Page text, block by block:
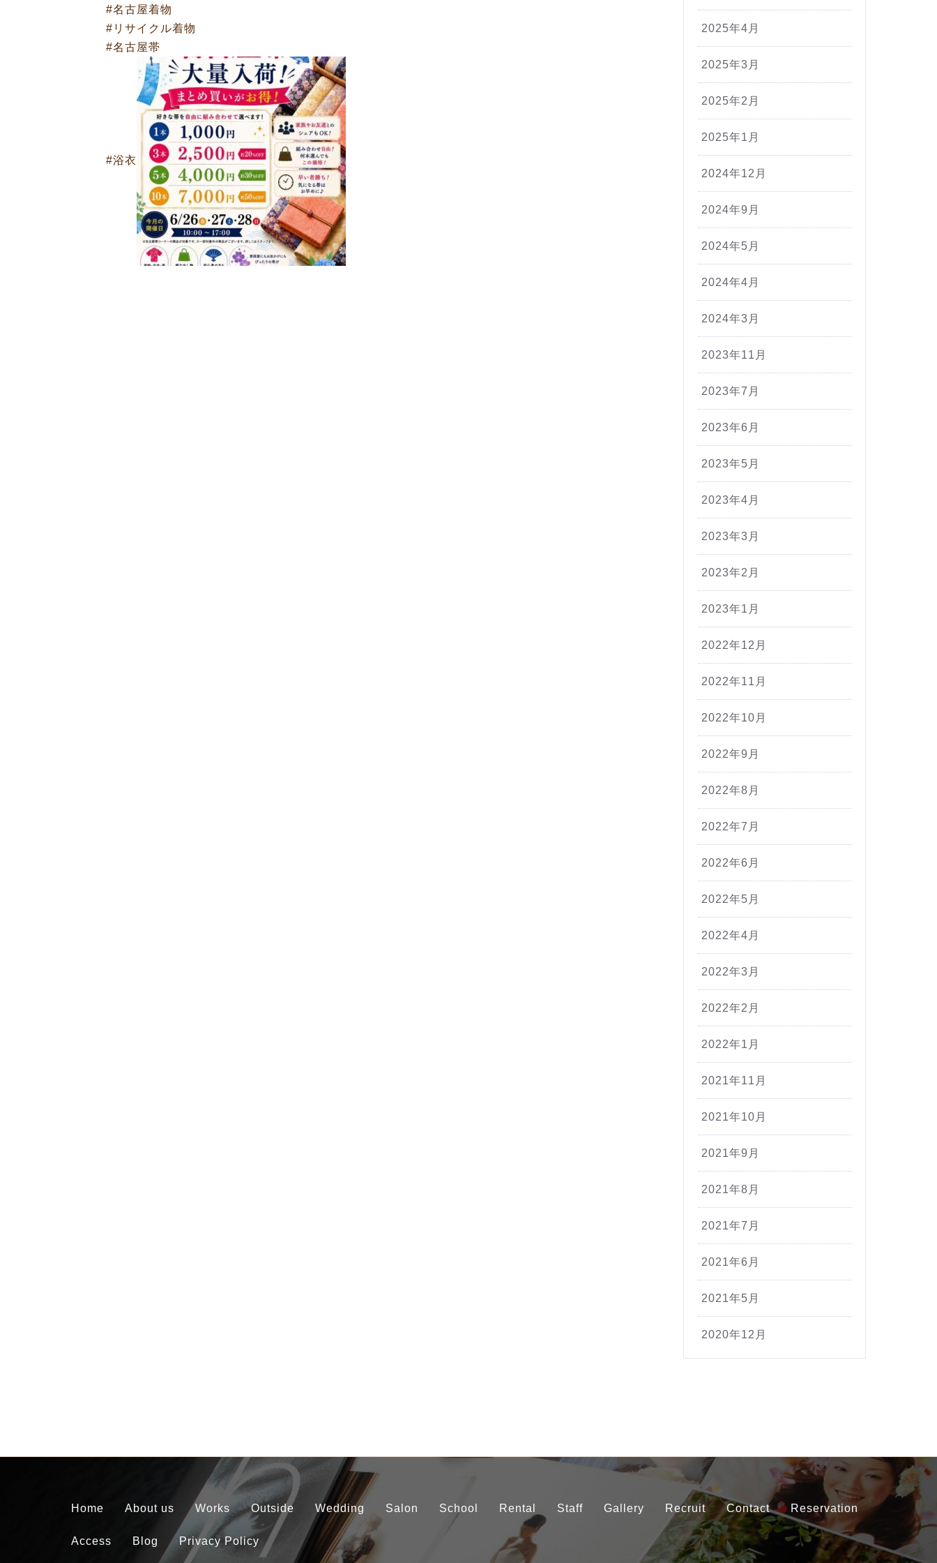
#名古屋着物
#リサイクル着物
#名古屋帯
#浴衣
2025年4月
2025年3月
2025年2月
2025年1月
2024年12月
2024年9月
2024年5月
2024年4月
2024年3月
2023年11月
2023年7月
2023年6月
2023年5月
2023年4月
2023年3月
2023年2月
2023年1月
2022年12月
2022年11月
2022年10月
2022年9月
2022年8月
2022年7月
2022年6月
2022年5月
2022年4月
2022年3月
2022年2月
2022年1月
2021年11月
2021年10月
2021年9月
2021年8月
2021年7月
2021年6月
2021年5月
2020年12月
Home About us Works Outside Wedding Salon School Rental Staff Gallery Recruit Contact Reservation
Access Blog Privacy Policy